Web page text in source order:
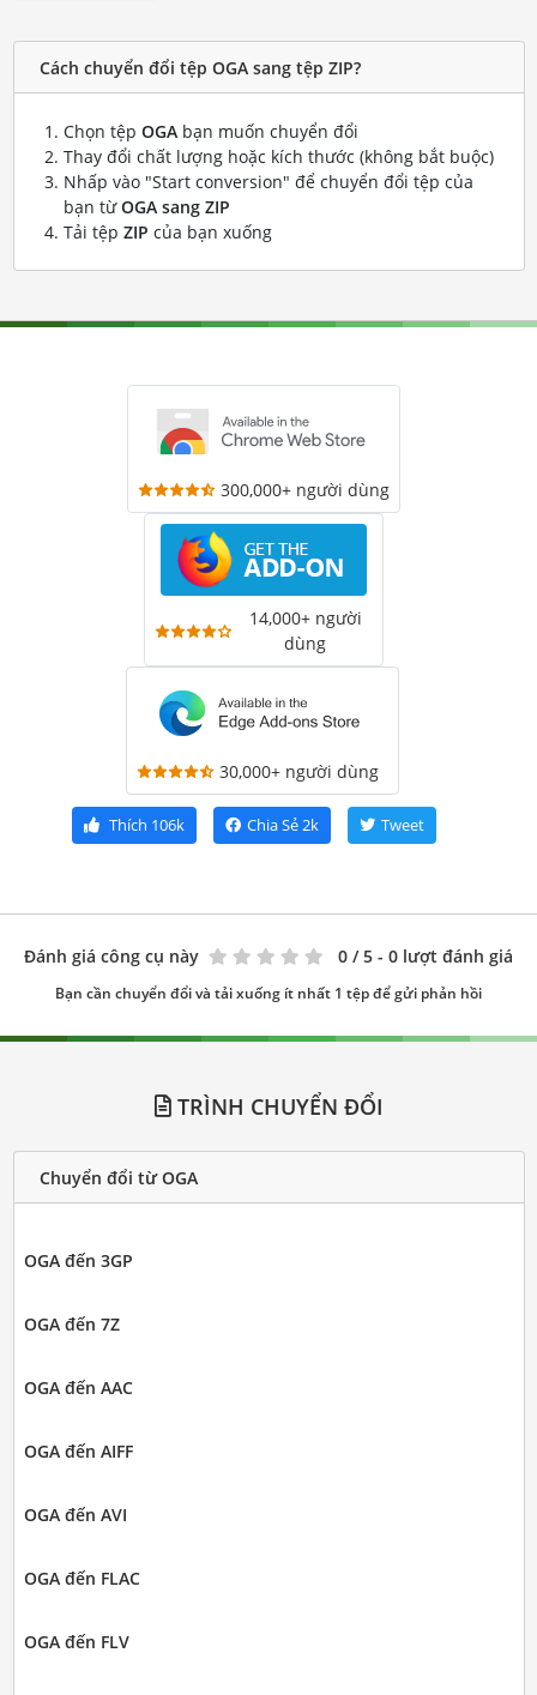
Cách chuyển đổi tệp OGA sang tệp ZIP?
Chọn tệp OGAbạn muốn chuyển đổi
Thay đổi chất lượng hoặc kích thước (không bắt buộc)
Nhấp vào "Start conversion" để chuyển đổi tệp của
bạn từOGA sang ZIP
Tải tệp ZIP của bạn xuống
300,000+ người dùng
14,000+ người
dùng
30,000+ người dùng
Thích 106k Chia Sẻ2k Tweet
Đánh giá công cụ này 0 / 5 - 0 lượt đánh giá
Bạn cần chuyển đổi và tải xuống ít nhất 1 tệp để gửi phản hồi
TRÌNH CHUYỂN ĐỔI
Chuyển đổi từ OGA
OGA đến 3GP
OGA đến 7Z
OGA đến AAC
OGA đến AIFF
OGA đến AVI
OGA đến FLAC
OGA đến FLV